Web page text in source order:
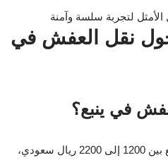
حول نقل العفش في
في ينبع؟
تتراوح تكلفة نقل العفش في ينبع بين 1200 إلى 2200 ريال سعودي،